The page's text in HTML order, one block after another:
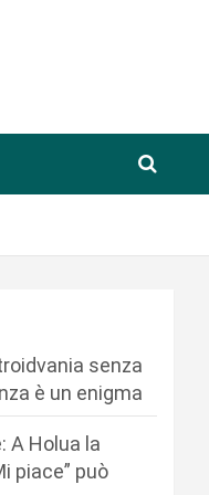
senza
è un enigma
A Holua la
piace” può